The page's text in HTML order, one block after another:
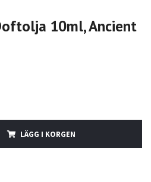
10ml, Ancient
LÄGG I KORGEN